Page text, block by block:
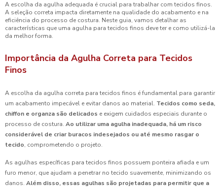
A escolha da agulha adequada é crucial para trabalhar com tecidos finos.
A seleção correta impacta diretamente na qualidade do acabamento e na
eficiência do processo de costura. Neste guia, vamos detalhar as
características que uma agulha para tecidos finos deve ter e como utilizá-la
da melhor forma.
Importância da Agulha Correta para Tecidos
Finos
A escolha da agulha correta para tecidos finos é fundamental para garantir
um acabamento impecável e evitar danos ao material. Tecidos como seda,
chiffon e organza são delicados e exigem cuidados especiais durante o
processo de costura. Ao utilizar uma agulha inadequada, há um risco
considerável de criar buracos indesejados ou até mesmo rasgar o
tecido, comprometendo o projeto.
As agulhas específicas para tecidos finos possuem ponteira afiada e um
furo menor, que ajudam a penetrar no tecido suavemente, minimizando os
danos. Além disso, essas agulhas são projetadas para permitir que a